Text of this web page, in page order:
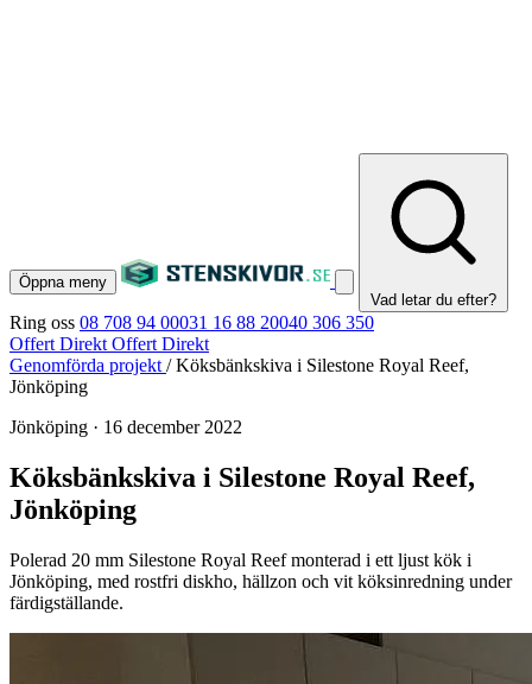
Öppna meny
Vad letar du efter?
Ring oss 08 708 94 00031 16 88 20040 306 350
Offert Direkt Offert Direkt
Genomförda projekt / Köksbänkskiva i Silestone Royal Reef,
Jönköping
Jönköping · 16 december 2022
Köksbänkskiva i Silestone Royal Reef,
Jönköping
Polerad 20 mm Silestone Royal Reef monterad i ett ljust kök i
Jönköping, med rostfri diskho, hällzon och vit köksinredning under
färdigställande.